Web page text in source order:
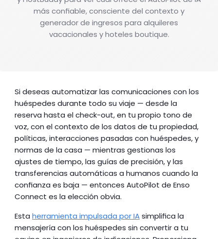
más confiable, consciente del contexto y
generador de ingresos para alquileres
vacacionales y hoteles boutique.
Si deseas automatizar las comunicaciones con los
huéspedes durante todo su viaje — desde la
reserva hasta el check-out, en tu propio tono de
voz, con el contexto de los datos de tu propiedad,
políticas, interacciones pasadas con huéspedes, y
normas de la casa — mientras gestionas los
ajustes de tiempo, las guías de precisión, y las
transferencias automáticas a humanos cuando la
confianza es baja — entonces AutoPilot de Enso
Connect es la elección obvia.
Esta herramienta impulsada por IA simplifica la
mensajería con los huéspedes sin convertir a tu